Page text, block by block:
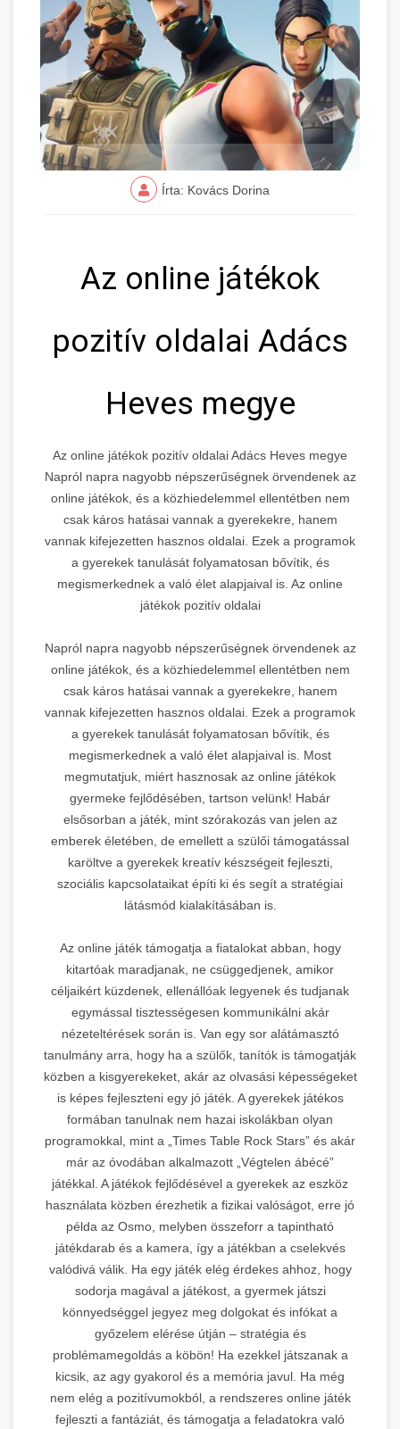
Írta: Kovács Dorina
Az online játékok
pozitív oldalai Adács
Heves megye
Az online játékok pozitív oldalai Adács Heves megye
Napról napra nagyobb népszerűségnek örvendenek az
online játékok, és a közhiedelemmel ellentétben nem
csak káros hatásai vannak a gyerekekre, hanem
vannak kifejezetten hasznos oldalai. Ezek a programok
a gyerekek tanulását folyamatosan bővítik, és
megismerkednek a való élet alapjaival is. Az online
játékok pozitív oldalai
Napról napra nagyobb népszerűségnek örvendenek az
online játékok, és a közhiedelemmel ellentétben nem
csak káros hatásai vannak a gyerekekre, hanem
vannak kifejezetten hasznos oldalai. Ezek a programok
a gyerekek tanulását folyamatosan bővítik, és
megismerkednek a való élet alapjaival is. Most
megmutatjuk, miért hasznosak az online játékok
gyermeke fejlődésében, tartson velünk! Habár
elsősorban a játék, mint szórakozás van jelen az
emberek életében, de emellett a szülői támogatással
karöltve a gyerekek kreatív készségeit fejleszti,
szociális kapcsolataikat építi ki és segít a stratégiai
látásmód kialakításában is.
Az online játék támogatja a fiatalokat abban, hogy
kitartóak maradjanak, ne csüggedjenek, amikor
céljaikért küzdenek, ellenállóak legyenek és tudjanak
egymással tisztességesen kommunikálni akár
nézeteltérések során is. Van egy sor alátámasztó
tanulmány arra, hogy ha a szülők, tanítók is támogatják
közben a kisgyerekeket, akár az olvasási képességeket
is képes fejleszteni egy jó játék. A gyerekek játékos
formában tanulnak nem hazai iskolákban olyan
programokkal, mint a „Times Table Rock Stars” és akár
már az óvodában alkalmazott „Végtelen ábécé”
játékkal. A játékok fejlődésével a gyerekek az eszköz
használata közben érezhetik a fizikai valóságot, erre jó
példa az Osmo, melyben összeforr a tapintható
játékdarab és a kamera, így a játékban a cselekvés
valódivá válik. Ha egy játék elég érdekes ahhoz, hogy
sodorja magával a játékost, a gyermek játszi
könnyedséggel jegyez meg dolgokat és infókat a
győzelem elérése útján – stratégia és
problémamegoldás a köbön! Ha ezekkel játszanak a
kicsik, az agy gyakorol és a memória javul. Ha még
nem elég a pozitívumokból, a rendszeres online játék
fejleszti a fantáziát, és támogatja a feladatokra való